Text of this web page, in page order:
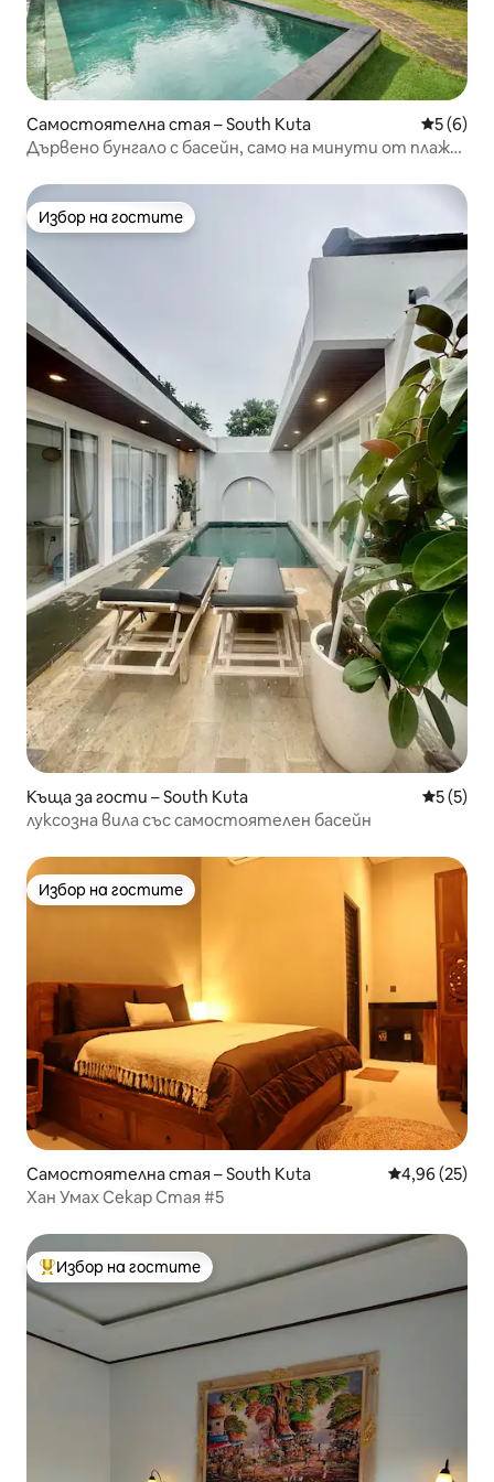
Самостоятелна стая – South Kuta Средна
5 (6)
Дървено бунгало с басейн, само на минути от плажа
Избор на гостите
Избор на гостите
Къща за гости – South Kuta Средна
5 (5)
луксозна вила със самостоятелен басейн
Избор на гостите
Избор на гостите
Самостоятелна стая – South Kuta Средна
4,96 (25)
Хан Умах Секар Стая #5
Най-популярен избор на гостите
Избор на гостите